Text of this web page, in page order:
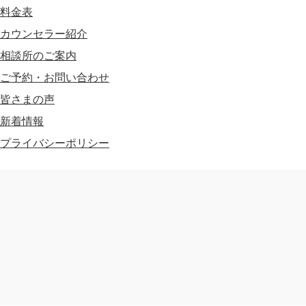
料金表
カウンセラー紹介
相談所のご案内
ご予約・お問い合わせ
皆さまの声
新着情報
プライバシーポリシー